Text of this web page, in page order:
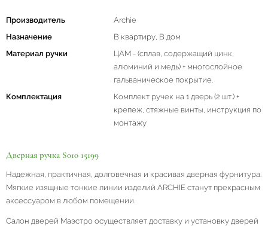
Производитель
Archie
Назначение
В квартиру, В дом
Материал ручки
ЦАМ - (сплав, содержащий цинк,
алюминий и медь) + многослойное
гальваническое покрытие.
Комплектация
Комплект ручек на 1 дверь (2 шт.) +
крепеж, стяжные винты, инструкция по
монтажу
Дверная ручка S010 15199
Надежная, практичная, долговечная и красивая дверная фурнитура.
Мягкие изящные тонкие линии изделий ARCHIE станут прекрасным
аксессуаром в любом помещении.
Салон дверей Маэстро осуществляет доставку и установку дверей